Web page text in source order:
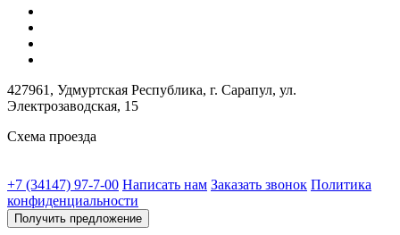
427961, Удмуртская Республика, г. Сарапул, ул.
Электрозаводская, 15
Схема проезда
+7 (34147) 97-7-00 Написать нам Заказать звонок Политика
конфиденциальности
Получить предложение